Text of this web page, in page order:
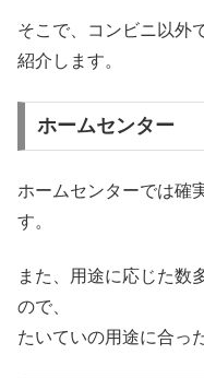
そこで、コンビニ以外
紹介します。
ホームセンター
ホームセンターでは確
す。
また、用途に応じた数
ので、
たいていの用途に合っ